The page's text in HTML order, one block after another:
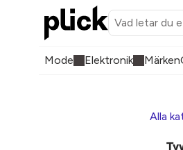
Mode Elektronik Märken
Alla